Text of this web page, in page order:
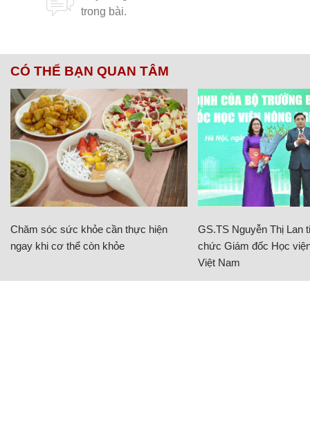
CÓ THỂ BẠN QUAN TÂM
Chăm sóc sức khỏe cần thực hiện
ngay khi cơ thể còn khỏe
GS.TS Nguyễn Thị Lan
chức Giám đốc Học
Việt Nam